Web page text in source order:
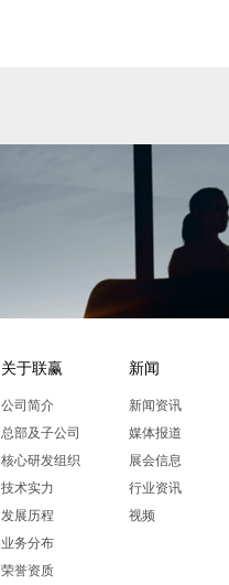
关于联赢
公司简介
总部及子公司
核心研发组织
技术实力
发展历程
业务分布
荣誉资质
新闻
新闻资讯
媒体报道
展会信息
行业资讯
视频